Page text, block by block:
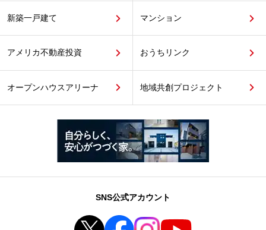
新築一戸建て マンション
アメリカ不動産投資 おうちリンク
オープンハウスアリーナ 地域共創プロジェクト
SNS公式アカウント